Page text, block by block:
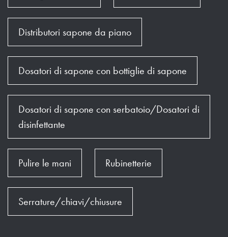
Distributori sapone da piano
Dosatori di sapone con bottiglie di sapone
Dosatori di sapone con serbatoio/Dosatori di
disinfettante
Pulire le mani Rubinetterie
Serrature/chiavi/chiusure